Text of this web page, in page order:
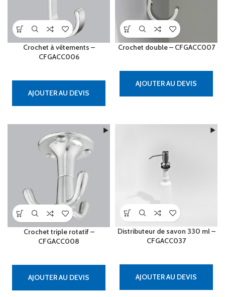
Crochet à vêtements –
CFGACC006
AJOUTER AU DEVIS
Crochet double – CFGACC007
AJOUTER AU DEVIS
Crochet triple rotatif –
CFGACC008
AJOUTER AU DEVIS
Distributeur de savon 330 ml –
CFGACC037
AJOUTER AU DEVIS